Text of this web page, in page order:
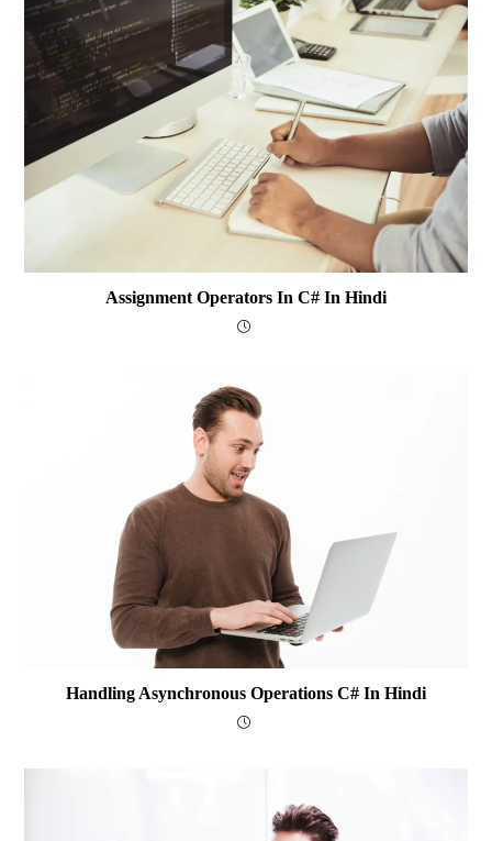
Assignment Operators In C# In Hindi
Handling Asynchronous Operations C# In Hindi